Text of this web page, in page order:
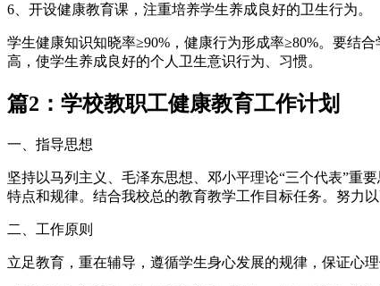
6、开设健康教育课，注重培养学生养成良好的卫生行为。
学生健康知识知晓率≥90%，健康行为形成率≥80%。要结
高，使学生养成良好的个人卫生意识行为、习惯。
篇2：学校教职工健康教育工作计划
一、指导思想
坚持以马列主义、毛泽东思想、邓小平理论“三个代表”重
特点和规律。结合我校总的教育教学工作目标任务。努力
二、工作原则
立足教育，重在辅导，遵循学生身心发展的规律，保证心